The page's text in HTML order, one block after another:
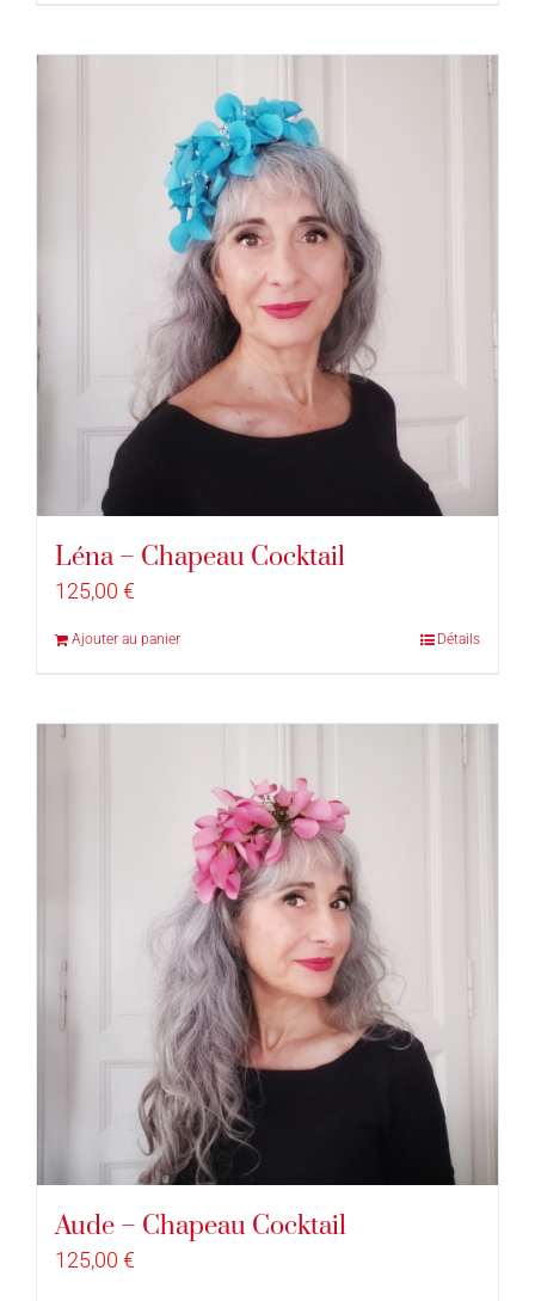
Léna – Chapeau Cocktail
125,00 €
Ajouter au panier Détails
Aude – Chapeau Cocktail
125,00 €